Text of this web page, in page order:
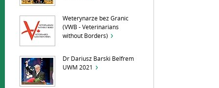
Weterynarze bez Granic
(VWB - Veterinarians
without Borders)
Dr Dariusz Barski Belfrem
UWM 2021